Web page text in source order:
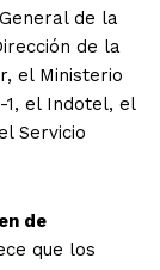
de la
de la
el Ministerio
1, el Indotel, el
Servicio
de
que los